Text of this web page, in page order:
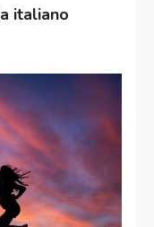
italiano